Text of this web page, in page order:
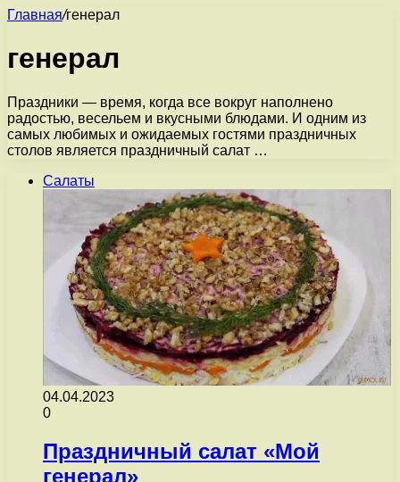
Главная/генерал
генерал
Праздники — время, когда все вокруг наполнено
радостью, весельем и вкусными блюдами. И одним из
самых любимых и ожидаемых гостями праздничных
столов является праздничный салат …
Салаты
04.04.2023
0
Праздничный салат «Мой
генерал»